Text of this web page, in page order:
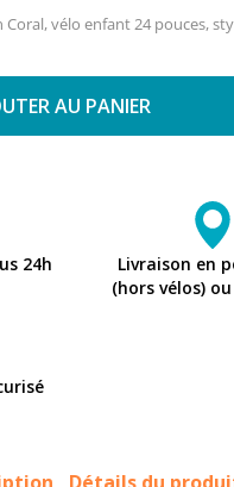
vélo enfant 24 pouces,
AU PANIER
24h
Livraison en
(hors vélos)